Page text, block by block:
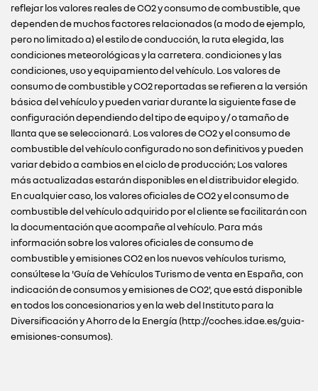
reflejar los valores reales de CO2 y consumo de combustible, que
dependen de muchos factores relacionados (a modo de ejemplo,
pero no limitado a) el estilo de conducción, la ruta elegida, las
condiciones meteorológicas y la carretera. condiciones y las
condiciones, uso y equipamiento del vehículo. Los valores de
consumo de combustible y CO2 reportadas se refieren a la versión
básica del vehículo y pueden variar durante la siguiente fase de
configuración dependiendo del tipo de equipo y / o tamaño de
llanta que se seleccionará. Los valores de CO2 y el consumo de
combustible del vehículo configurado no son definitivos y pueden
variar debido a cambios en el ciclo de producción; Los valores
más actualizadas estarán disponibles en el distribuidor elegido.
En cualquier caso, los valores oficiales de CO2 y el consumo de
combustible del vehículo adquirido por el cliente se facilitarán con
la documentación que acompañe al vehículo. Para más
información sobre los valores oficiales de consumo de
combustible y emisiones CO2 en los nuevos vehículos turismo,
consúltese la 'Guía de Vehículos Turismo de venta en España, con
indicación de consumos y emisiones de CO2', que está disponible
en todos los concesionarios y en la web del Instituto para la
Diversificación y Ahorro de la Energía (http://coches.idae.es/guia-
emisiones-consumos).